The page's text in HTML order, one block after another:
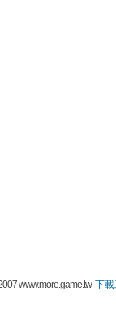
www.more.game.tw 下